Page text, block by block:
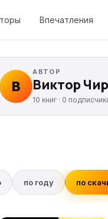
Впечатления
В
АВТОР
Виктор
10 книг · 0
по году по